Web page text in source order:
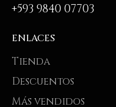
+593 9840 07703
ENLACES
Tienda
Descuentos
Más vendidos